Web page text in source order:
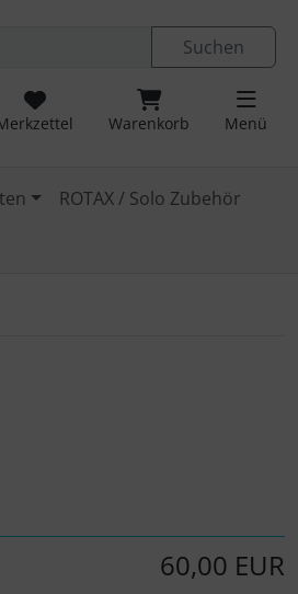
Suchen
Warenkorb Menü
ROTAX / Solo Zubehör
klicken Sie auf das Bild.
60,00 EUR